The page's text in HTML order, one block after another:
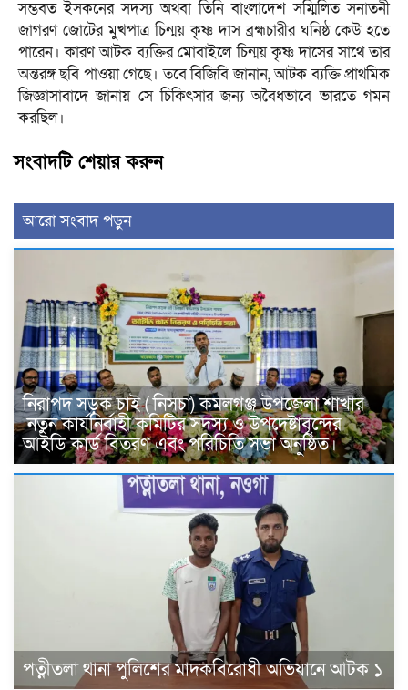
সম্ভবত ইসকনের সদস্য অথবা তিনি বাংলাদেশ সম্মিলিত সনাতনী
জাগরণ জোটের মুখপাত্র চিন্ময় কৃষ্ণ দাস ব্রহ্মচারীর ঘনিষ্ঠ কেউ হতে
পারেন। কারণ আটক ব্যক্তির মোবাইলে চিন্ময় কৃষ্ণ দাসের সাথে তার
অন্তরঙ্গ ছবি পাওয়া গেছে। তবে বিজিবি জানান, আটক ব্যক্তি প্রাথমিক
জিজ্ঞাসাবাদে জানায় সে চিকিৎসার জন্য অবৈধভাবে ভারতে গমন
করছিল।
সংবাদটি শেয়ার করুন
আরো সংবাদ পড়ুন
নিরাপদ সড়ক চাই ( নিসচা) কমলগঞ্জ উপজেলা শাখার
নতুন কার্যনির্বাহী কমিটির সদস্য ও উপদেষ্টাবৃন্দের
আইডি কার্ড বিতরণ এবং পরিচিতি সভা অনুষ্ঠিত।
পত্নীতলা থানা পুলিশের মাদকবিরোধী অভিযানে আটক ১